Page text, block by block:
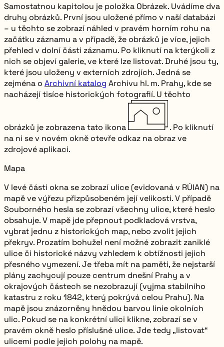
Samostatnou kapitolou je položka Obrázek. Uvádíme dva
druhy obrázků. První jsou uložené přímo v naší databázi
– u těchto se zobrazí náhled v pravém horním rohu na
začátku záznamu a v případě, že obrázků je více, jejich
přehled v dolní části záznamu. Po kliknutí na kterýkoli z
nich se objeví galerie, ve které lze listovat. Druhé jsou ty,
které jsou uloženy v externích zdrojích. Jedná se
zejména o Archivní katalog Archivu hl. m. Prahy, kde se
nacházejí tisíce historických fotografií. U těchto
obrázků je zobrazena tato ikona
. Po kliknutí
na ni se v novém okně otevře odkaz na obraz ve
zdrojové aplikaci.
Mapa
V levé části okna se zobrazí ulice (evidovaná v RÚIAN) na
mapě ve výřezu přizpůsobeném její velikosti. V případě
Souborného hesla se zobrazí všechny ulice, které heslo
obsahuje. V mapě jde přepnout podkladová vrstva,
vybrat jednu z historických map, nebo zvolit jejich
překryv. Prozatím bohužel není možné zobrazit zaniklé
ulice či historické názvy vzhledem k obtížnosti jejich
přesného vymezení. Je třeba mít na paměti, že nejstarší
plány zachycují pouze centrum dnešní Prahy a v
okrajových částech se nezobrazují (vyjma stabilního
katastru z roku 1842, který pokrývá celou Prahu). Na
mapě jsou znázorněny hnědou barvou linie okolních
ulic. Pokud se na konkrétní ulici klikne, zobrazí se v
pravém okně heslo příslušné ulice. Jde tedy „listovat“
ulicemi podle jejich polohy na mapě.